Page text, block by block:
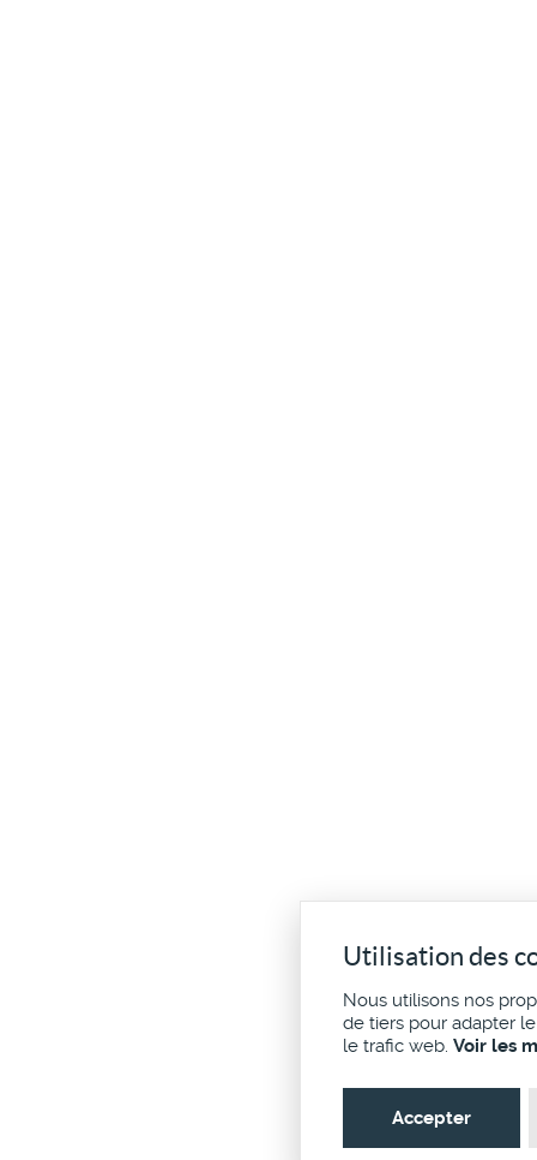
Utilisation des
Nous utilisons nos
de tiers pour adapter
le trafic web. Voir les
Accepter